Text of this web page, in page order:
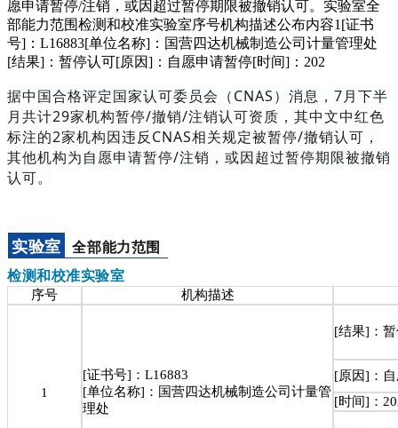
愿申请暂停/注销，或因超过暂停期限被撤销认可。实验室全
部能力范围检测和校准实验室序号机构描述公布内容1[证书
号]：L16883[单位名称]：国营四达机械制造公司计量管理处
[结果]：暂停认可[原因]：自愿申请暂停[时间]：202
据中国合格评定国家认可委员会（CNAS）消息，7月下半
月共计29家机构暂停/撤销/注销认可资质，其中文中红色
标注的2家机构因违反CNAS相关规定被暂停/撤销认可，
其他机构为自愿申请暂停/注销，或因超过暂停期限被撤销
认可。
实验室 全部能力范围
检测和校准实验室
序号 机构描述
1
[证书号]：L16883
[单位名称]：国营四达机械制造公司计量管
理处
[结果]：
[原因]：
[时间]：